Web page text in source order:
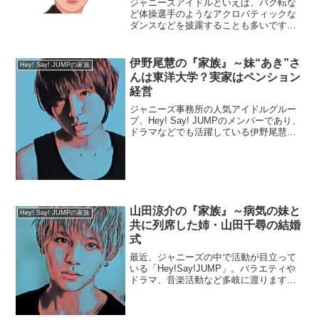
ジャニーズアイドルといえば、バク転な
ど体操選手のようなアクロバティックな
ダンスなどを披露することも多いです
んは、映画「金メダル男」で見事な体操
演技を披露し...
Hey! Say! JUMPの家族
伊野尾慧の『家族』～妹“あき”さ
んは東洋大学？実家はペンション
経営
ジャニーズ事務所の人気アイドルグルー
プ、Hey! Say! JUMPのメンバーであり、
ドラマなどでも活躍している伊野尾慧さ
Hey! Say! JUMPの家族
山田涼介の『家族』～病気の妹と
共に列席した姉・山田千尋の結婚
式
最近、ジャニーズの中で活動が目立って
いる「Hey!Say!JUMP」。バラエティや
ドラマ、音楽活動など多岐に渡ります